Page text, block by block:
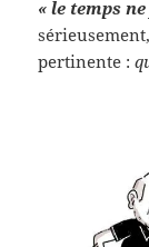
« le temps
pertinente :